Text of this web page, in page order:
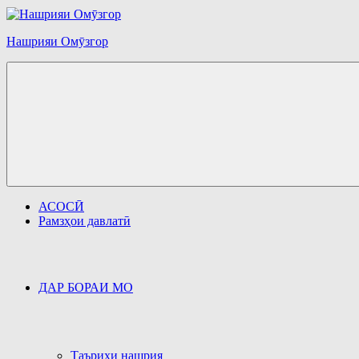
Перейти
содержимому
Нашрияи Омӯзгор
АСОСӢ
Рамзҳои давлатӣ
ДАР БОРАИ МО
Таърихи нашрия